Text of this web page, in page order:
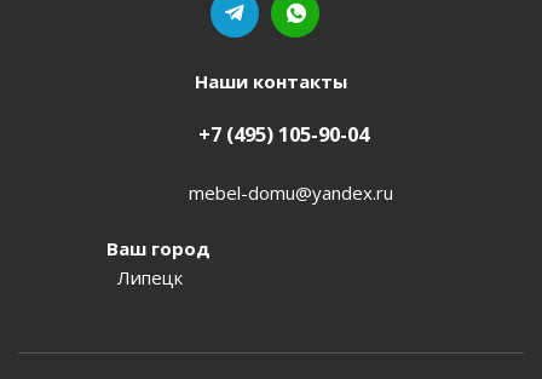
Наши контакты
+7 (495) 105-90-04
mebel-domu@yandex.ru
Ваш город
Липецк